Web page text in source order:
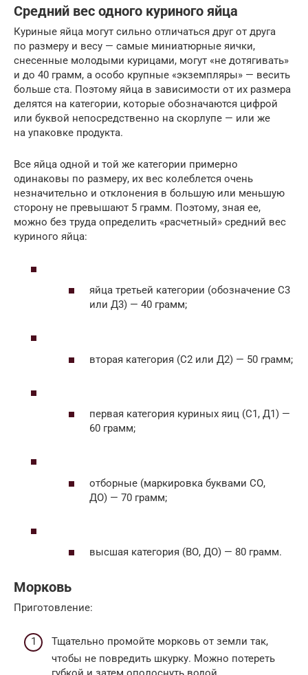
Средний вес одного куриного яйца
Куриные яйца могут сильно отличаться друг от друга
по размеру и весу — самые миниатюрные яички,
снесенные молодыми курицами, могут «не дотягивать»
и до 40 грамм, а особо крупные «экземпляры» — весить
больше ста. Поэтому яйца в зависимости от их размера
делятся на категории, которые обозначаются цифрой
или буквой непосредственно на скорлупе — или же
на упаковке продукта.
Все яйца одной и той же категории примерно
одинаковы по размеру, их вес колеблется очень
незначительно и отклонения в большую или меньшую
сторону не превышают 5 грамм. Поэтому, зная ее,
можно без труда определить «расчетный» средний вес
куриного яйца:
яйца третьей категории (обозначение С3
или Д3) — 40 грамм;
вторая категория (С2 или Д2) — 50 грамм;
первая категория куриных яиц (С1, Д1) —
60 грамм;
отборные (маркировка буквами СО,
ДО) — 70 грамм;
высшая категория (ВО, ДО) — 80 грамм.
Морковь
Приготовление:
Тщательно промойте морковь от земли так,
чтобы не повредить шкурку. Можно потереть